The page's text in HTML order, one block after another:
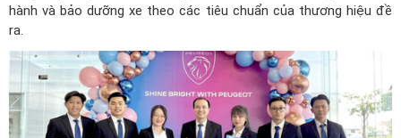
hành và bảo dưỡng xe theo các tiêu chuẩn của thương hiệu đề
ra.